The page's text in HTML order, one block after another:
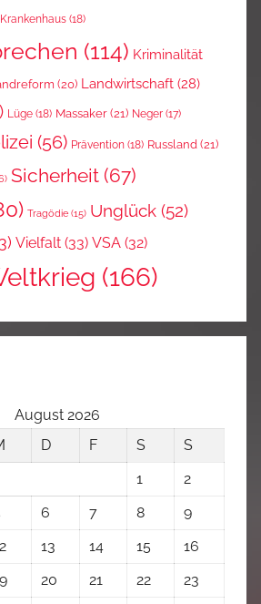
Krankenhaus (18)
(114) Kriminalität
(20) Landwirtschaft (28)
Lüge (18) Massaker (21) Neger (17)
(56) Prävention (18) Russland (21)
Sicherheit (67)
Tragödie (15) Unglück (52)
Vielfalt (33) VSA (32)
(166)
August 2026
D F S
S
1
2
6 7 8
9
13 14 15
16
20 21 22
23